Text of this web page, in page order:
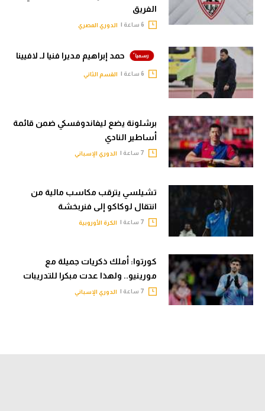
الفريق
الدوري المصري
حمد إبراهيم مديرا فنيا لـ لافيينا
القسم الثاني
برشلونة يضع ليفاندوفسكي ضمن قائمة
أساطير النادي
الدوري الإسباني
تشيلسي يترقب مكاسب مالية من
انتقال لوكاكو إلى فنربخشة
الكرة الأوروبية
كورتوا: أملك ذكريات جميلة مع
مورينيو.. ولهذا عدت مبكرا للتدريبات
الدوري الإسباني